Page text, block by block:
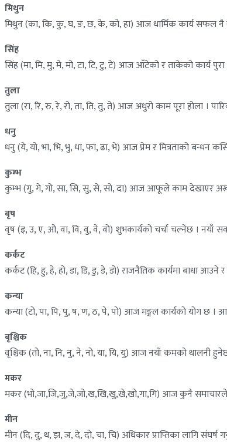
मिथुन
मिथुन (का, कि, कु, घ, ङ, छ, के, को, हा) आज धार्मिक कार्य सफल नै
सिंह
सिंह (मा, मि, मु, मे, मो, टा, टि, टु, टे) आज आँटेको र ताकेको कार्य
तुला
तुला (रा, रि, रु, रे, रो, ता, ति, तु, ते) आज अधुरो काम पूरा होला ।
धनु
धनु (ये, यो, भा, भि, भु, धा, फा, ढा, भे) आज प्रेम र मित्रताको बन्धन
कुम्भ
कुम्भ (गु, गे, गो, सा, सि, सु, से, सो, दा) आज आफूले काम देखाएर
बृष
वृष (इ, उ, ए, ओ, वा, वि, वु, वे, वो) शुभकार्यको चर्चा चल्नेछ । नयाँ
कर्कट
कर्कट (हि, हु, हे, हो, डा, डि, डु, डे, डो) राजनैतिक कार्यमा बाधा
कन्या
कन्या (टो, पा, पि, पु, ष, ण, ठ, पे, पो) आज मङ्गल कार्यको योग छ ।
बृश्चिक
वृश्चिक (तो, ना, नि, नु, ने, नो, या, यि, यु) आज नयाँ कमको थालनी हुनेछ
मकर
मकर (भो,जा,जि,जु,जे,जो,ख,खि,खु,खे,खो,गा,गि) आज कुनै समाचारले
मीन
मीन (दि, दु, थ, झ, ञ, दे, दो, चा, चि) अधिकार प्राप्तिका लागि